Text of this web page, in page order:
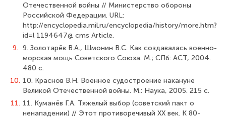
Отечественной войны // Министерство обороны
Российской Федерации. URL:
http://encyclopedia.mil.ru/encyclopedia/history/more.htm?
id=l 1194647@ cms Article.
9. 9. Золотарёв В.А., Шмонин B.C. Как создавалась военно-
морская мощь Совет­ского Союза. М.; СПб: ACT, 2004.
480 с.
10. 10. Краснов В.Н. Военное судостроение накануне
Великой Отечественной войны. М.: Наука, 2005. 215 с.
11. 11. Куманёв Г.А. Тяжелый выбор (советский пакт о
ненападении) // Этот противо­речивый XX век. К 80-